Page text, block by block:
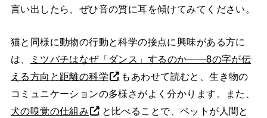
言い出したら、ぜひ音の質に耳を傾けてみてください。
猫と同様に動物の行動と科学の接点に興味がある方に
は、
ミツバチはなぜ「ダンス」するのか——8の字が伝
える方向と距離の科学
もあわせて読むと、生き物の
コミュニケーションの多様さがよく分かります。また、
犬の嗅覚の仕組み
と比べることで、ペットが人間と